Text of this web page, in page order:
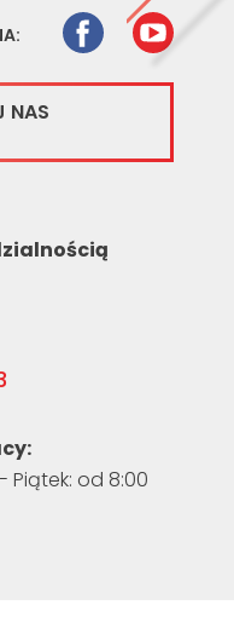
NAS
Piątek: od 8:00